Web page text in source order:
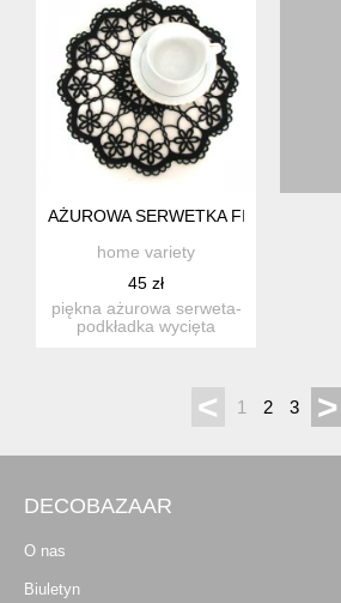
AŻUROWA SERWETKA FILCOWA
home variety
45 zł
piękna ażurowa serweta-
podkładka wycięta
< 1 2 3 >
DECOBAZAAR
O nas
Biuletyn